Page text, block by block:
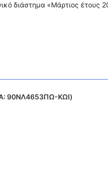
διάστημα «Μάρτιος έτους
90ΝΛ4653ΠΩ-ΚΩΙ)